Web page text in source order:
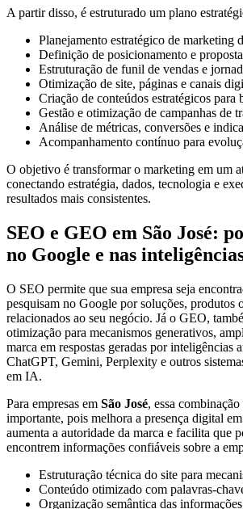
A partir disso, é estruturado um plano
Planejamento estratégico de marketing
Definição de posicionamento e
Estruturação de funil de vendas e
Otimização de site, páginas e canais
Criação de conteúdos estratégicos para
Gestão e otimização de campanhas de
Análise de métricas, conversões e
Acompanhamento contínuo para
O objetivo é transformar o marketing em um
conectando estratégia, dados, tecnologia e
resultados mais consistentes.
SEO e GEO em São José:
no Google e nas
O SEO permite que sua empresa seja
pesquisam no Google por soluções, produtos
relacionados ao seu negócio. Já o GEO,
otimização para mecanismos generativos,
marca em respostas geradas por inteligências
ChatGPT, Gemini, Perplexity e outros
em IA.
Para empresas em São José, essa
importante, pois melhora a presença digital
aumenta a autoridade da marca e facilita que
encontrem informações confiáveis sobre a
Estruturação técnica do site para
Conteúdo otimizado com palavras-
Organização semântica das informações